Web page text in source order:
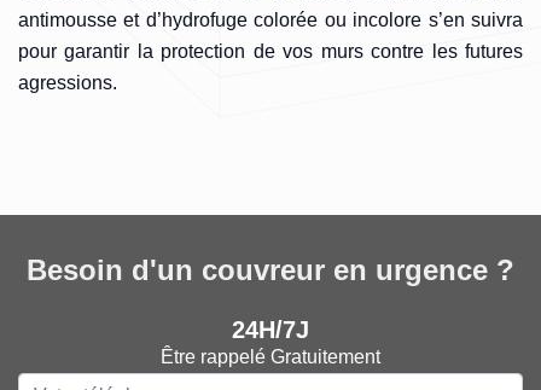
antimousse et d’hydrofuge colorée ou incolore s’en suivra
pour garantir la protection de vos murs contre les futures
agressions.
Besoin d'un couvreur en urgence ?
24H/7J
Être rappelé Gratuitement